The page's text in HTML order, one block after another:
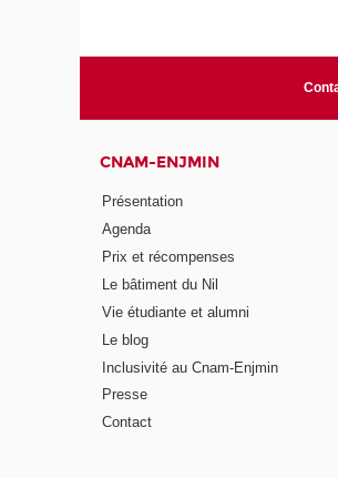
CNAM-ENJMIN
Présentation
Agenda
Prix et récompenses
Le bâtiment du Nil
Vie étudiante et alumni
Le blog
Inclusivité au Cnam-Enjmin
Presse
Contact